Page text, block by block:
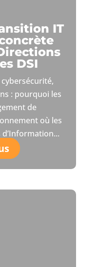
IT
DSI
: pourquoi les
de
où les